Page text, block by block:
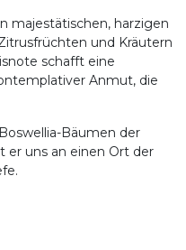
majestätischen, harzigen
und Kräutern
schafft eine
Anmut, die
Bäumen der
er uns an einen Ort der